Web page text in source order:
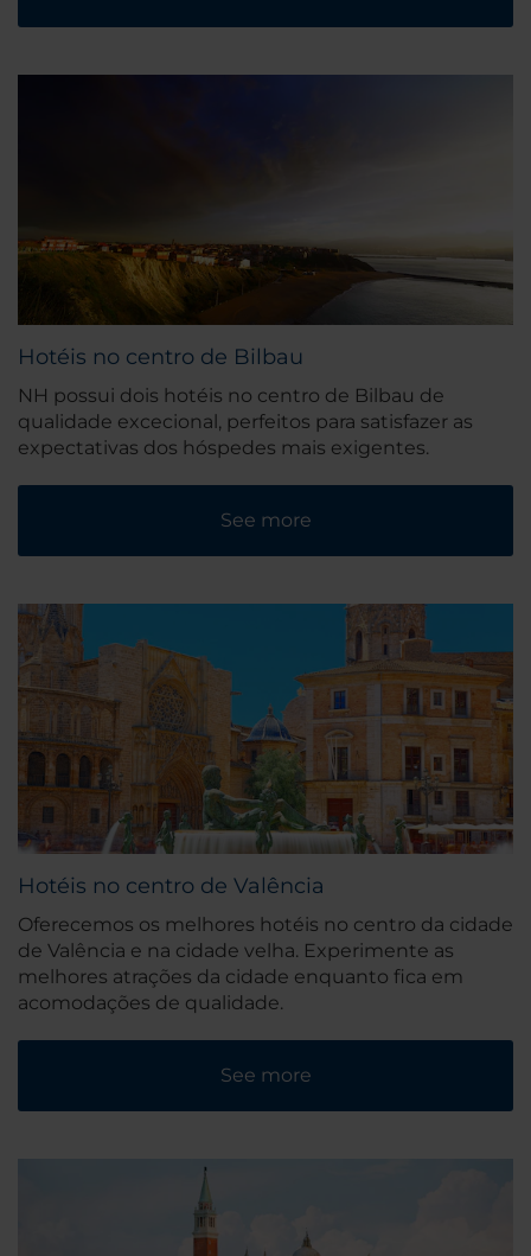
Hotéis no centro de Bilbau
NH possui dois hotéis no centro de Bilbau de
qualidade excecional, perfeitos para satisfazer as
expectativas dos hóspedes mais exigentes.
See more
Hotéis no centro de Valência
Oferecemos os melhores hotéis no centro da cidade
de Valência e na cidade velha. Experimente as
melhores atrações da cidade enquanto fica em
acomodações de qualidade.
See more